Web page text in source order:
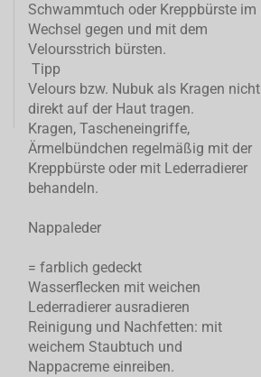
Schwammtuch oder Kreppbürste im
Wechsel gegen und mit dem
Veloursstrich bürsten.
Tipp
Velours bzw. Nubuk als Kragen nicht
direkt auf der Haut tragen.
Kragen, Tascheneingriffe,
Ärmelbündchen regelmäßig mit der
Kreppbürste oder mit Lederradierer
behandeln.
Nappaleder
= farblich gedeckt
Wasserflecken mit weichen
Lederradierer ausradieren
Reinigung und Nachfetten: mit
weichem Staubtuch und
Nappacreme einreiben.